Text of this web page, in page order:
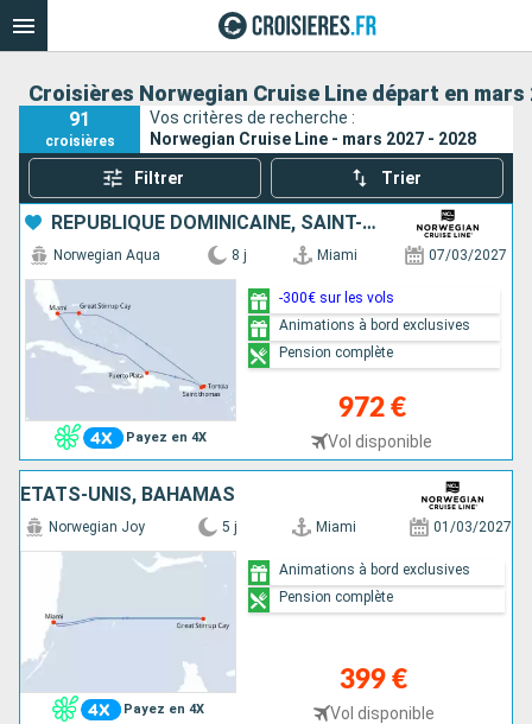
Croisières Norwegian Cruise Line départ en mars
91
croisières
Vos critères de recherche :
Norwegian Cruise Line - mars 2027 - 2028
Filtrer Trier
RÉPUBLIQUE DOMINICAINE, SAINT-THOMAS, TORTOLA, BAHAMAS, ÉTATS-UNIS
Payez en 4X
Norwegian Aqua 8 j Miami 07/03/2027
972 €
Vol disponible
-300€ sur les vols
Animations à bord exclusives
Pension complète
ÉTATS-UNIS, BAHAMAS
Payez en 4X
Norwegian Joy 5 j Miami 01/03/2027
399 €
Vol disponible
Animations à bord exclusives
Pension complète